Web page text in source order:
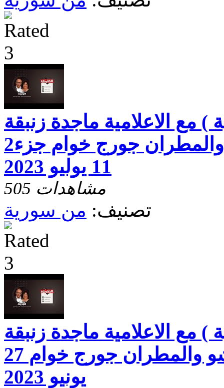
مع الاعلامية ماجدة زنبقة
والقس د. فؤاد رشو والمطران جورج خوام جزء2
11 يوليو 2023
505 مشاهدات
تصنيف: من سورية
مع الاعلامية ماجدة زنبقة
والقس د. فؤاد رشو والمطران جورج خوام 27
يونيو 2023